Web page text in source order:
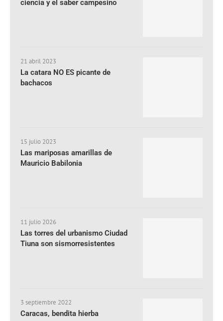
ciencia y el saber campesino
21 abril 2023
La catara NO ES picante de
bachacos
15 julio 2023
Las mariposas amarillas de
Mauricio Babilonia
11 julio 2026
Las torres del urbanismo Ciudad
Tiuna son sismorresistentes
3 septiembre 2022
Caracas, bendita hierba